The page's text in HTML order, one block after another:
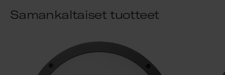
Samankaltaiset tuotteet